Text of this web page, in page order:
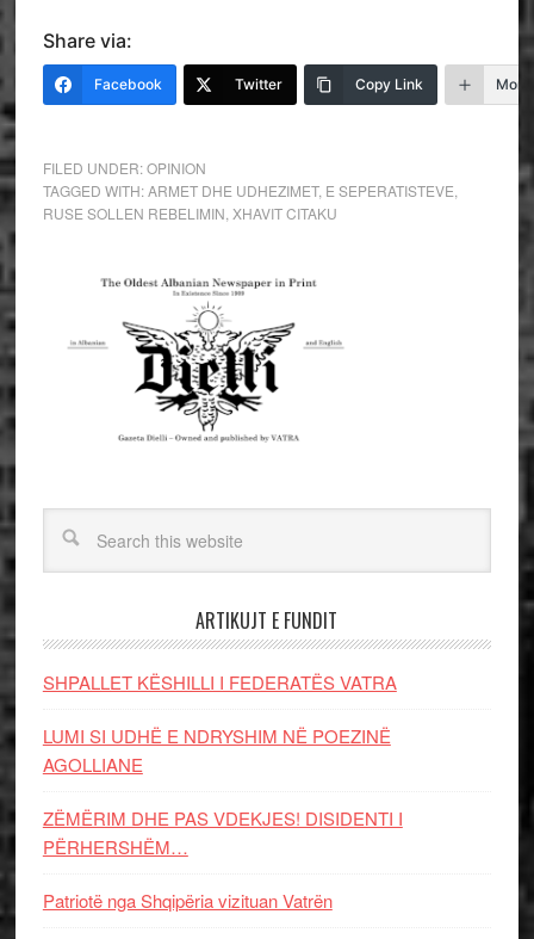
Share via:
Facebook Twitter Copy Link More
FILED UNDER:OPINION
TAGGED WITH:ARMET DHE UDHEZIMET, E SEPERATISTEVE
RUSE SOLLEN REBELIMIN XHAVIT CITAKU
ARTIKUJT E FUNDIT
SHPALLET KËSHILLI I FEDERATËS VATRA
LUMI SI UDHË E NDRYSHIM NË POEZINË
AGOLLIANE
ZËMËRIM DHE PAS VDEKJES! DISIDENTI I
PËRHERSHËM…
Patriotë nga Shqipëria vizituan Vatrën